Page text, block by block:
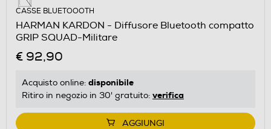
CASSE BLUETOOOTH
HARMAN KARDON - Diffusore Bluetooth compatto
GRIP SQUAD-Militare
€ 92,90
Acquisto online: disponibile
Ritiro in negozio in 30' gratuito: verifica
AGGIUNGI